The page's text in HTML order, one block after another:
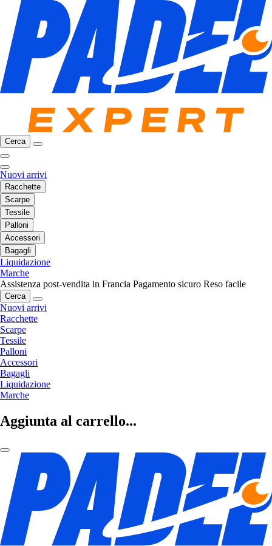
Cerca
Nuovi arrivi
Racchette
Scarpe
Tessile
Palloni
Accessori
Bagagli
Liquidazione
Marche
Assistenza post-vendita in Francia Pagamento sicuro Reso facile
Cerca
Nuovi arrivi
Racchette
Scarpe
Tessile
Palloni
Accessori
Bagagli
Liquidazione
Marche
Aggiunta al carrello...